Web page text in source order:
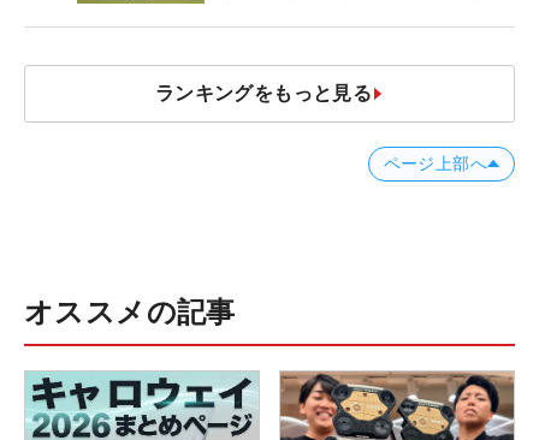
ランキングをもっと見る
ページ上部へ
オススメの記事